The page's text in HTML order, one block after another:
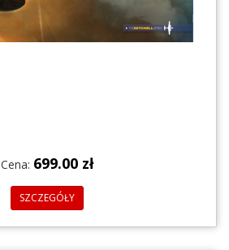
Cena: 699.00 zł
SZCZEGÓŁY